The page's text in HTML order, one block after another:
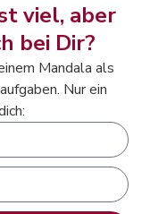
viel, aber
bei Dir?
Mandala als
Nur ein